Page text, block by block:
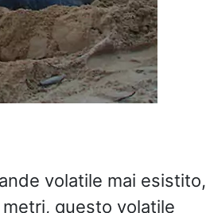
volatile mai esistito,
metri, questo volatile